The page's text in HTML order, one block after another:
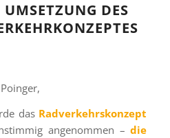
DES
das Radverkehrskonzept
angenommen –die